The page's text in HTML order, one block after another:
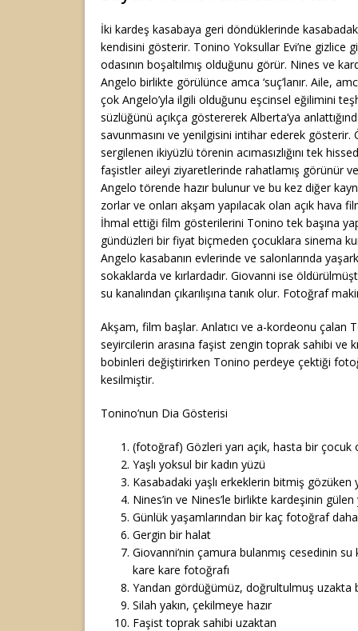
İki kardeş kasabaya geri döndüklerinde
kendisini gösterir. Tonino Yoksullar Evi’ne gizlice
odasının boşaltılmış olduğunu görür. Nines ve
Angelo birlikte görülünce amca ‘suç’lanır. Aile,
çok Angelo’yla ilgili olduğunu eşcinsel eğilimini
süzlüğünü açıkça göstererek Alberta’ya
savunmasını ve yenilgisini intihar ederek gösterir.
sergilenen ikiyüzlü törenin acımasızlığını tek
faşistler aileyi ziyaretlerinde rahatlamış görünür
Angelo törende hazır bulunur ve bu kez diğer
zorlar ve onları akşam yapılacak olan açık hava
İhmal ettiği film gösterilerini Tonino tek başına
gündüzleri bir fiyat biçmeden çocuklara sinema
Angelo kasabanın evlerinde ve salonlarında
sokaklarda ve kırlardadır. Giovanni ise
su kanalından çıkarılışına tanık olur. Fotoğraf
Akşam, film başlar. Anlatıcı ve a-kordeonu çalan
seyircilerin arasına faşist zengin toprak sahibi ve
bobinleri değiştirirken Tonino perdeye çektiği
kesilmiştir.
Tonino’nun Dia Gösterisi
(fotoğraf) Gözleri yarı açık, hasta bir çocuk
Yaşlı yoksul bir kadın yüzü
Kasabadaki yaşlı erkeklerin bitmiş gözüken
Nines’in ve Nines’le birlikte kardeşinin
Günlük yaşamlarından bir kaç fotoğraf daha
Gergin bir halat
Giovanni’nin çamura bulanmış cesedinin su
kare kare fotoğrafı
Yandan gördüğümüz, doğrultulmuş uzakta
Silah yakın, çekilmeye hazır
Faşist toprak sahibi uzaktan